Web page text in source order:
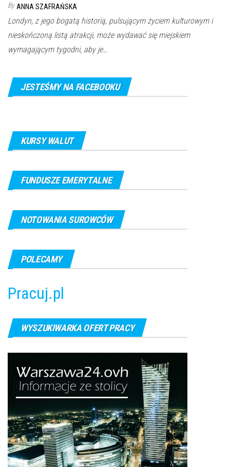
By ANNA SZAFRAŃSKA
Londyn, z jego bogatą historią, pulsującym życiem kulturowym i
nieskończoną listą atrakcji, może wydawać się miejskiem
wymagającym tygodni, aby je…
JESTEŚMY NA FACEBOOKU
KURSY WALUT
FUNDUSZE EMERYTALNE
NOTOWANIA SUROWCÓW
POLECAMY
Pracuj.pl
WYSZUKIWARKA OFERT PRACY